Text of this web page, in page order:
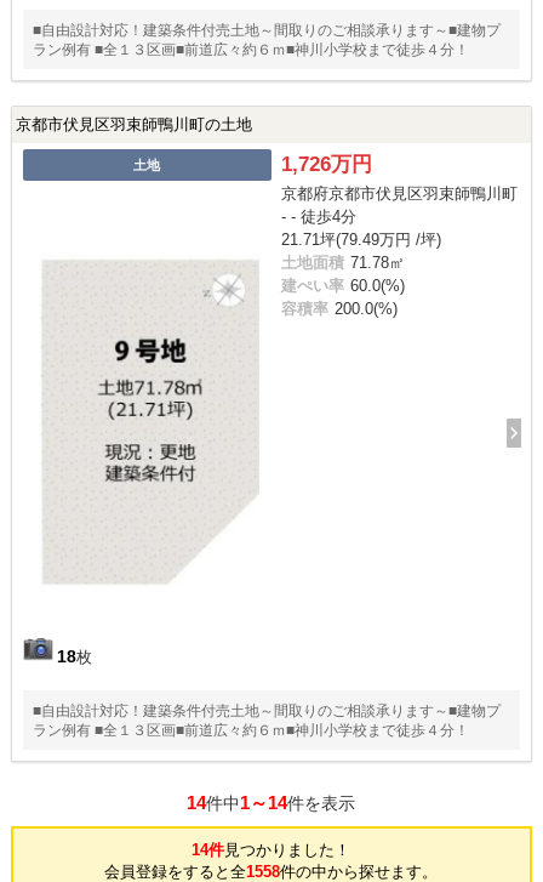
■自由設計対応！建築条件付売土地～間取りのご相談承ります～■建物プ
ラン例有 ■全１３区画■前道広々約６ｍ■神川小学校まで徒歩４分！
京都市伏見区羽束師鴨川町の土地
土地
18枚
1,726万円
京都府京都市伏見区羽束師鴨川町
- - 徒歩4分
21.71坪(79.49万円 /坪)
土地面積 71.78㎡
建ぺい率 60.0(%)
容積率 200.0(%)
■自由設計対応！建築条件付売土地～間取りのご相談承ります～■建物プ
ラン例有 ■全１３区画■前道広々約６ｍ■神川小学校まで徒歩４分！
14件中1～14件を表示
14件見つかりました！
会員登録をすると全1558件の中から探せます。